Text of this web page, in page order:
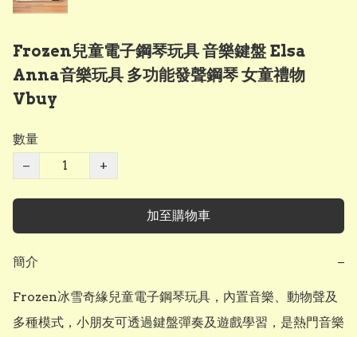
Frozen兒童電子鋼琴玩具 音樂鍵盤 Elsa
Anna音樂玩具 多功能發聲鋼琴 女童禮物
Vbuy
數量
−
+
加至購物車
簡介 −
Frozen冰雪奇緣兒童電子鋼琴玩具，內置音樂、動物聲及
多種模式，小朋友可透過鍵盤彈奏及遊戲學習，是熱門音樂